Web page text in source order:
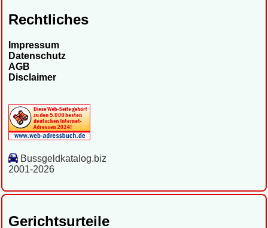
Rechtliches
Impressum
Datenschutz
AGB
Disclaimer
Bussgeldkatalog.biz
2001-2026
Gerichtsurteile